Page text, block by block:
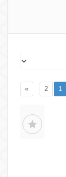
1
2
»